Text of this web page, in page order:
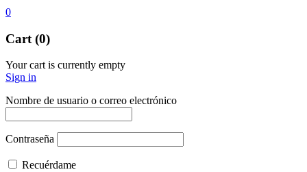
0
Cart (0)
Your cart is currently empty
Sign in
Nombre de usuario o correo electrónico
Contraseña
Recuérdame